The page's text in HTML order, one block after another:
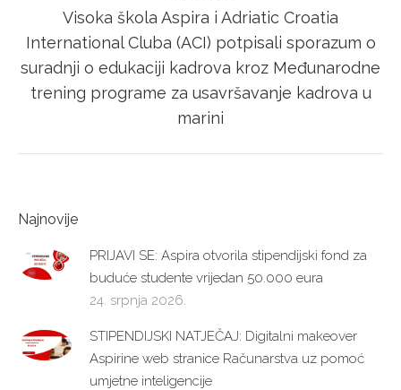
Next
post:
Visoka škola Aspira i Adriatic Croatia
International Cluba (ACI) potpisali sporazum o
suradnji o edukaciji kadrova kroz Međunarodne
trening programe za usavršavanje kadrova u
marini
Najnovije
PRIJAVI SE: Aspira otvorila stipendijski fond za
buduće studente vrijedan 50.000 eura
24. srpnja 2026.
STIPENDIJSKI NATJEČAJ: Digitalni makeover
Aspirine web stranice Računarstva uz pomoć
umjetne inteligencije